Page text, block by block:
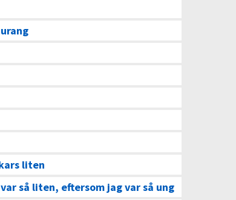
liten
så liten, eftersom jag var så ung